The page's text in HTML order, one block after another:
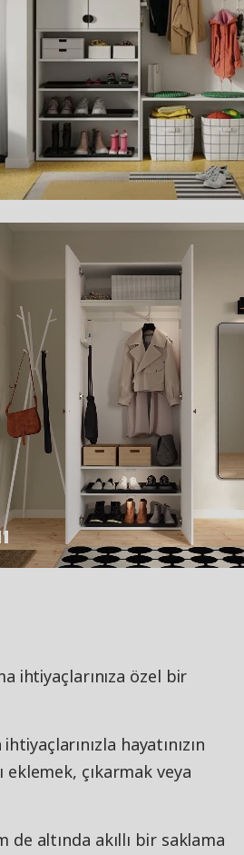
ihtiyaçlarınıza özel bir
hayatınızın
çıkarmak veya
altında akıllı bir saklama